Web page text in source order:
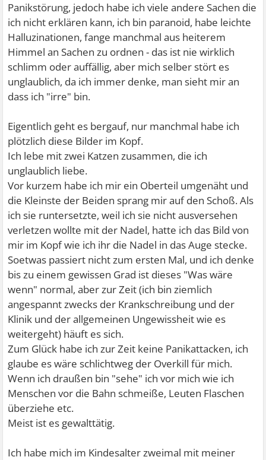
Panikstörung, jedoch habe ich viele andere Sachen die
ich nicht erklären kann, ich bin paranoid, habe leichte
Halluzinationen, fange manchmal aus heiterem
Himmel an Sachen zu ordnen - das ist nie wirklich
schlimm oder auffällig, aber mich selber stört es
unglaublich, da ich immer denke, man sieht mir an
dass ich "irre" bin.
Eigentlich geht es bergauf, nur manchmal habe ich
plötzlich diese Bilder im Kopf.
Ich lebe mit zwei Katzen zusammen, die ich
unglaublich liebe.
Vor kurzem habe ich mir ein Oberteil umgenäht und
die Kleinste der Beiden sprang mir auf den Schoß. Als
ich sie runtersetzte, weil ich sie nicht ausversehen
verletzen wollte mit der Nadel, hatte ich das Bild von
mir im Kopf wie ich ihr die Nadel in das Auge stecke.
Soetwas passiert nicht zum ersten Mal, und ich denke
bis zu einem gewissen Grad ist dieses "Was wäre
wenn" normal, aber zur Zeit (ich bin ziemlich
angespannt zwecks der Krankschreibung und der
Klinik und der allgemeinen Ungewissheit wie es
weitergeht) häuft es sich.
Zum Glück habe ich zur Zeit keine Panikattacken, ich
glaube es wäre schlichtweg der Overkill für mich.
Wenn ich draußen bin "sehe" ich vor mich wie ich
Menschen vor die Bahn schmeiße, Leuten Flaschen
überziehe etc.
Meist ist es gewalttätig.
Ich habe mich im Kindesalter zweimal mit meiner